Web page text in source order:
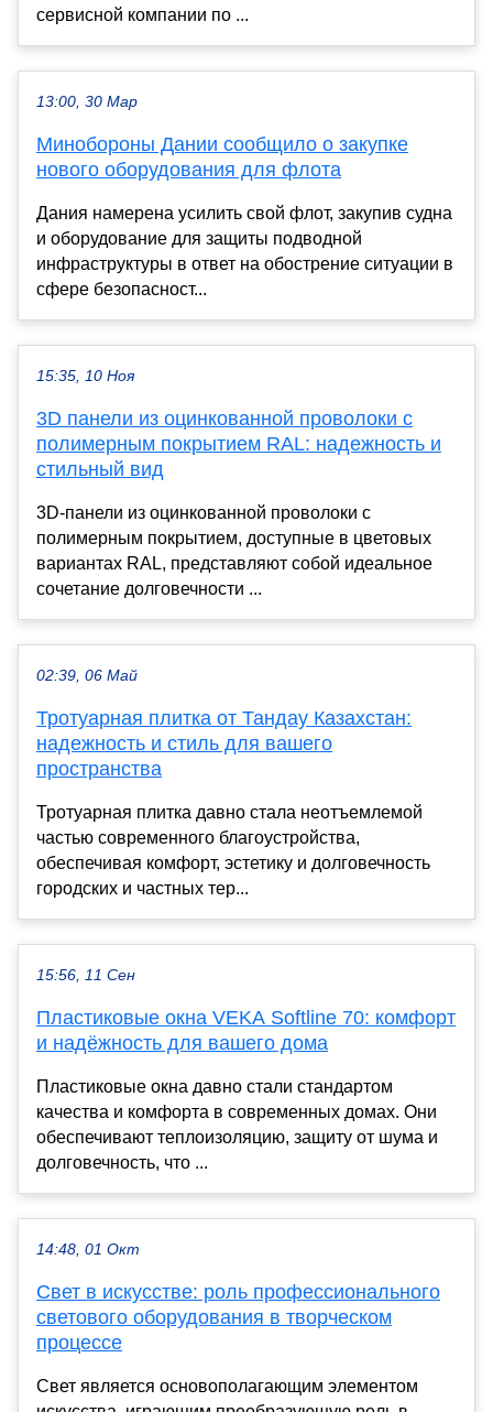
сервисной компании по ...
13:00, 30 Мар
Минобороны Дании сообщило о закупке
нового оборудования для флота
Дания намерена усилить свой флот, закупив судна
и оборудование для защиты подводной
инфраструктуры в ответ на обострение ситуации в
сфере безопасност...
15:35, 10 Ноя
3D панели из оцинкованной проволоки с
полимерным покрытием RAL: надежность и
стильный вид
3D-панели из оцинкованной проволоки с
полимерным покрытием, доступные в цветовых
вариантах RAL, представляют собой идеальное
сочетание долговечности ...
02:39, 06 Май
Тротуарная плитка от Тандау Казахстан:
надежность и стиль для вашего
пространства
Тротуарная плитка давно стала неотъемлемой
частью современного благоустройства,
обеспечивая комфорт, эстетику и долговечность
городских и частных тер...
15:56, 11 Сен
Пластиковые окна VEKA Softline 70: комфорт
и надёжность для вашего дома
Пластиковые окна давно стали стандартом
качества и комфорта в современных домах. Они
обеспечивают теплоизоляцию, защиту от шума и
долговечность, что ...
14:48, 01 Окт
Свет в искусстве: роль профессионального
светового оборудования в творческом
процессе
Свет является основополагающим элементом